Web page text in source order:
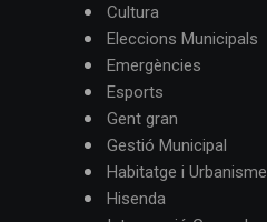
Cultura
Eleccions Municipals
Emergències
Esports
Gent gran
Gestió Municipal
Habitatge i Urbanisme
Hisenda